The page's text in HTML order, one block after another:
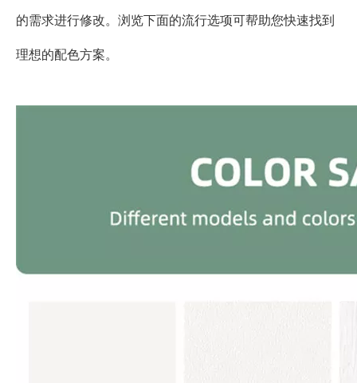
的需求进行修改。浏览下面的流行选项可帮助您快速找到
理想的配色方案。